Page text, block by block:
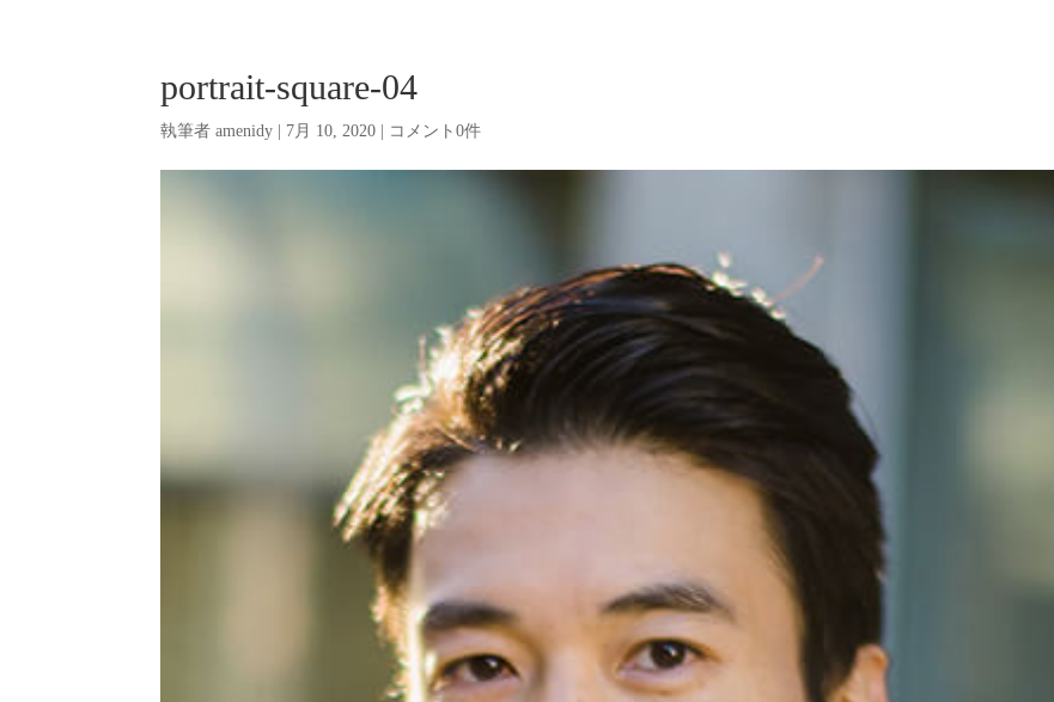
portrait-square-04
執筆者amenidy 7月 10, 2020 コメント0件